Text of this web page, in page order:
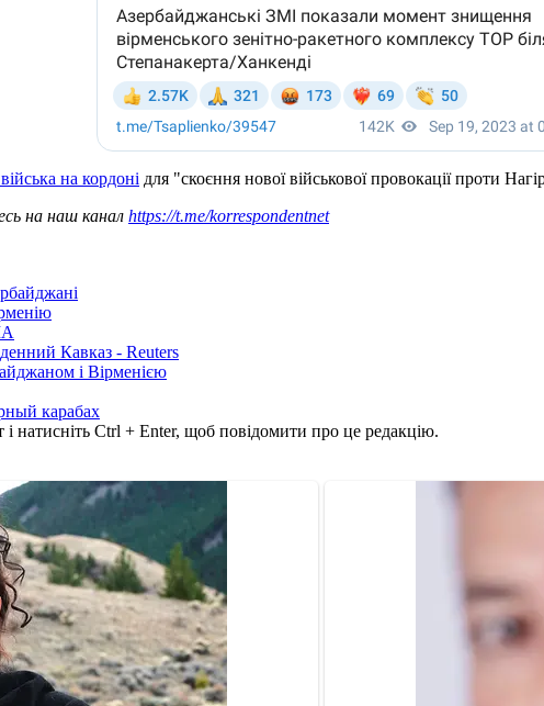
на кордоні для "скоєння нової військової провокації проти
на наш канал https://t.me/korrespondentnet
Кавказ - Reuters
і Вірменією
карабах
натисніть Ctrl + Enter, щоб повідомити про це редакцію.